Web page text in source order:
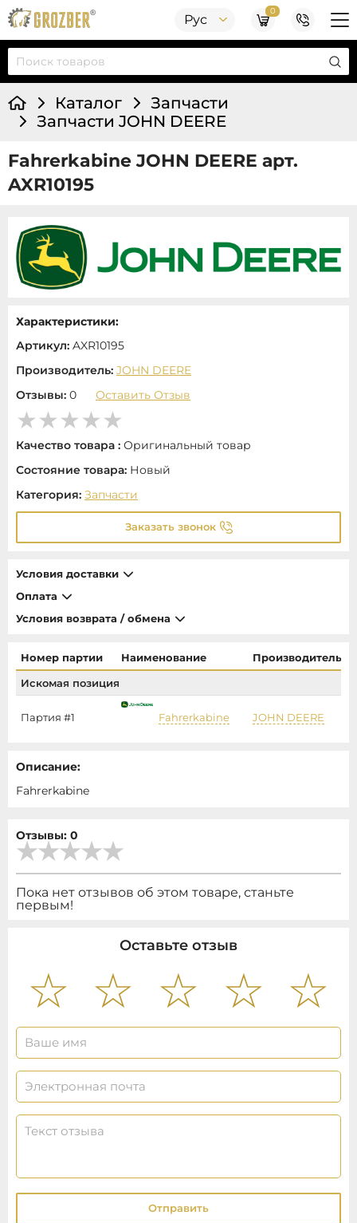
Рус
0
Каталог
Запчасти
Запчасти JOHN DEERE
Fahrerkabine JOHN DEERE арт.
AXR10195
Характеристики:
Артикул: AXR10195
Производитель: JOHN DEERE
Отзывы: 0 Оставить Отзыв
Качество товара : Оригинальный товар
Состояние товара: Новый
Категория: Запчасти
Заказать звонок
Условия доставки
Оплата
Условия возврата / обмена
Номер партии Наименование Производитель
Искомая позиция
Партия #1 Fahrerkabine JOHN DEERE
Описание:
Fahrerkabine
Отзывы: 0
Пока нет отзывов об этом товаре, станьте
первым!
Оставьте отзыв
Отправить